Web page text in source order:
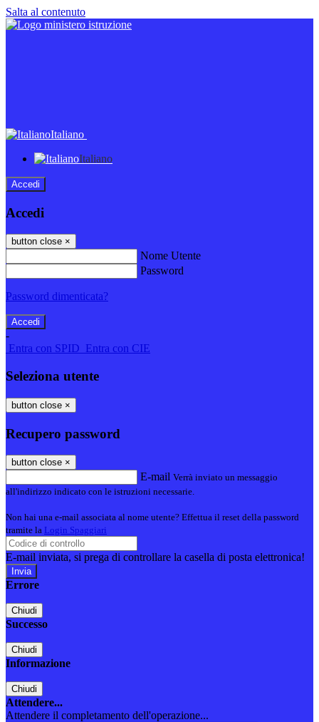
Salta al contenuto
Italiano
Italiano
Accedi
Accedi
button close ×
Nome Utente
Password
Password dimenticata?
-
Entra con SPID Entra con CIE
Seleziona utente
button close ×
Recupero password
button close ×
E-mail Verrà inviato un messaggio
all'indirizzo indicato con le istruzioni necessarie.
Non hai una e-mail associata al nome utente? Effettua il reset della password
tramite la Login Spaggiari
E-mail inviata, si prega di controllare la casella di posta elettronica!
Errore
Chiudi
Successo
Chiudi
Informazione
Chiudi
Attendere...
Attendere il completamento dell'operazione...